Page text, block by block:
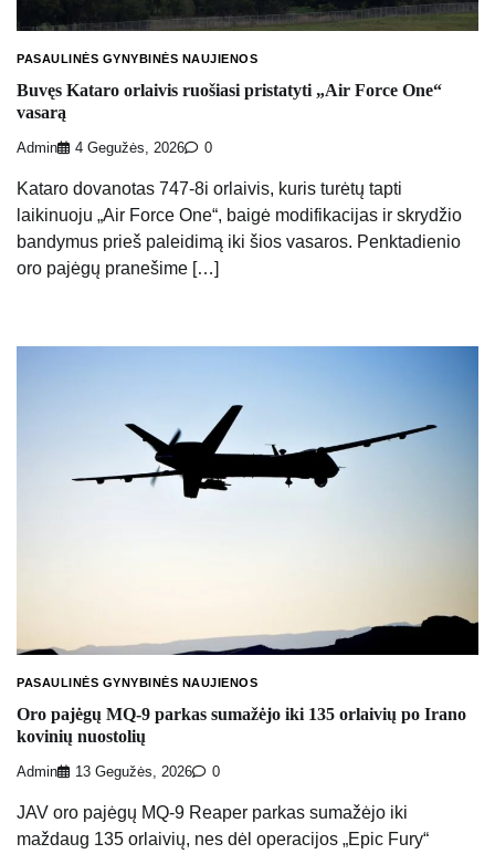
PASAULINĖS GYNYBINĖS NAUJIENOS
Buvęs Kataro orlaivis ruošiasi pristatyti „Air Force One“
vasarą
Admin 4 Gegužės, 2026 0
Kataro dovanotas 747-8i orlaivis, kuris turėtų tapti
laikinuoju „Air Force One“, baigė modifikacijas ir skrydžio
bandymus prieš paleidimą iki šios vasaros. Penktadienio
oro pajėgų pranešime […]
PASAULINĖS GYNYBINĖS NAUJIENOS
Oro pajėgų MQ-9 parkas sumažėjo iki 135 orlaivių po Irano
kovinių nuostolių
Admin 13 Gegužės, 2026 0
JAV oro pajėgų MQ-9 Reaper parkas sumažėjo iki
maždaug 135 orlaivių, nes dėl operacijos „Epic Fury“